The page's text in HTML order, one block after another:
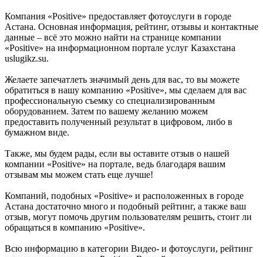
Компания «Positive» предоставляет фотоуслуги в городе
Астана. Основная информация, рейтинг, отзывы и контактные
данные – всё это можно найти на странице компании
«Positive» на информационном портале услуг Казахстана
uslugikz.su.
Желаете запечатлеть значимый день для вас, то вы можете
обратиться в нашу компанию «Positive», мы сделаем для вас
профессиональную съемку со специализированным
оборудованием. Затем по вашему желанию можем
предоставить полученный результат в цифровом, либо в
бумажном виде.
Также, мы будем рады, если вы оставите отзыв о нашей
компании «Positive» на портале, ведь благодаря вашим
отзывам мы можем стать еще лучше!
Компаний, подобных «Positive» и расположенных в городе
Астана достаточно много и подобный рейтинг, а также ваш
отзыв, могут помочь другим пользователям решить, стоит ли
обращаться в компанию «Positive».
Всю информацию в категории Видео- и фотоуслуги, рейтинг